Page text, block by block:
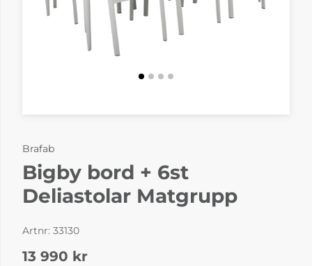
Brafab
Bigby bord + 6st
Deliastolar Matgrupp
Artnr: 33130
13 990 kr